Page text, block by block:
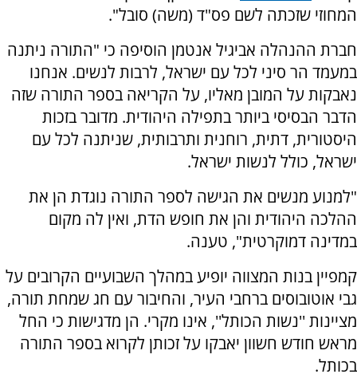
המחוזי שזכתה לשם פס"ד (משה) סובל".
חברת ההנהלה אביגיל אנטמן הוסיפה כי "התורה ניתנה
במעמד הר סיני לכל עם ישראל, לרבות לנשים. אנחנו
נאבקות על המובן מאליו, על הקריאה בספר התורה שזה
הדבר הבסיסי ביותר בתפילה היהודית. מדובר בזכות
היסטורית, דתית, רוחנית ותרבותית, שניתנה לכל עם
ישראל, כולל לנשות ישראל.
"למנוע מנשים את הגישה לספר התורה נוגדת הן את
ההלכה היהודית והן את חופש הדת, ואין לה מקום
במדינה דמוקרטית", טענה.
קמפיין בנות המצווה יופיע במהלך השבועיים הקרובים על
גבי אוטובוסים ברחבי העיר, והחיבור עם חג שמחת תורה,
מציינות ''נשות הכותל'', אינו מקרי. הן מדגישות כי החל
מראש חודש חשוון יאבקו על זכותן לקרוא בספר התורה
בכותל.